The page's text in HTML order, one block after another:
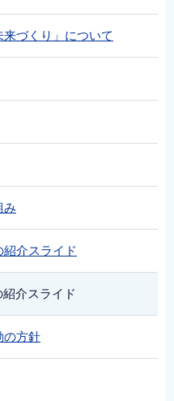
づくり」について
み
介スライド
介スライド
の方針